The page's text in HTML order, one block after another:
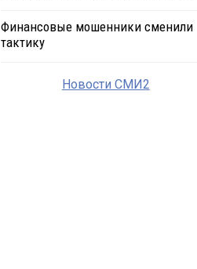
Финансовые мошенники сменили
тактику
Новости СМИ2